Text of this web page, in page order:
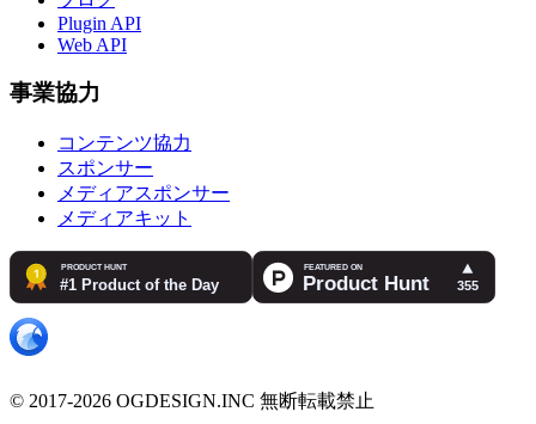
Plugin API
Web API
事業協力
コンテンツ協力
スポンサー
メディアスポンサー
メディアキット
© 2017-2026 OGDESIGN.INC 無断転載禁止